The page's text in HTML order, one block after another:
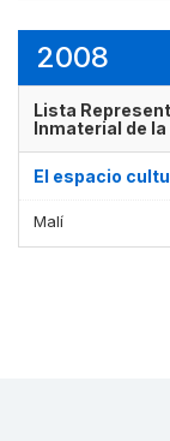
2008
Lista
Inmaterial de
El espacio
Malí